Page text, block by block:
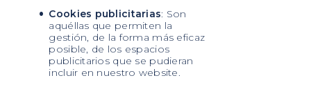
Cookies publicitarias: Son
aquéllas que permiten la
gestión, de la forma más eficaz
posible, de los espacios
publicitarios que se pudieran
incluir en nuestro website.